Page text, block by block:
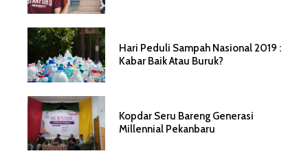
Hari Peduli Sampah Nasional 2019 :
Kabar Baik Atau Buruk?
Kopdar Seru Bareng Generasi
Millennial Pekanbaru